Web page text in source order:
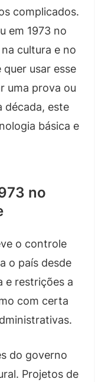
complicados.
em 1973 no
cultura e no
usar esse
uma prova ou
década, este
básica e
no
o controle
o país desde
e restrições a
com certa
do governo
Projetos de